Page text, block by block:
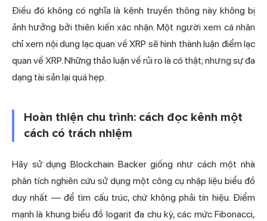
Điều đó không có nghĩa là kênh truyền thông này không bị
ảnh hưởng bởi thiên kiến xác nhận. Một người xem cá nhân
chỉ xem nội dung lạc quan về XRP sẽ hình thành luận điểm lạc
quan về XRP. Những thảo luận về rủi ro là có thật; nhưng sự đa
dạng tài sản lại quá hẹp.
Hoàn thiện chu trình: cách đọc kênh một
cách có trách nhiệm
Hãy sử dụng Blockchain Backer giống như cách một nhà
phân tích nghiên cứu sử dụng một công cụ nhập liệu biểu đồ
duy nhất — để tìm cấu trúc, chứ không phải tín hiệu. Điểm
mạnh là khung biểu đồ logarit đa chu kỳ, các mức Fibonacci,